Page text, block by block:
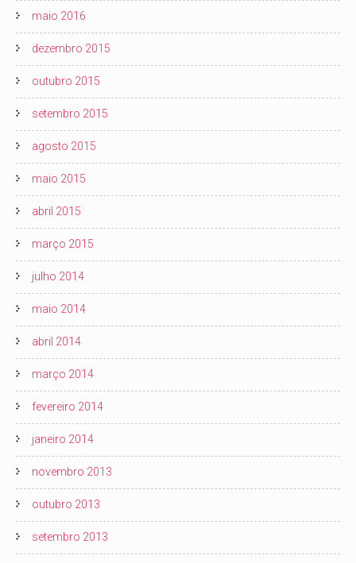
maio 2016
dezembro 2015
outubro 2015
setembro 2015
agosto 2015
maio 2015
abril 2015
março 2015
julho 2014
maio 2014
abril 2014
março 2014
fevereiro 2014
janeiro 2014
novembro 2013
outubro 2013
setembro 2013